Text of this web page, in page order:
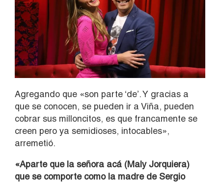
Agregando que «son parte ‘de’. Y gracias a
que se conocen, se pueden ir a Viña, pueden
cobrar sus milloncitos, es que francamente se
creen pero ya semidioses, intocables»,
arremetió.
«Aparte que la señora acá (Maly Jorquiera)
que se comporte como la madre de Sergio